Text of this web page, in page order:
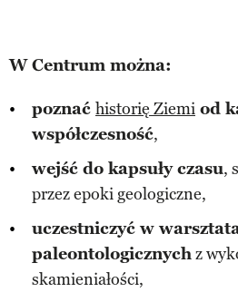
W Centrum można:
poznać historię Ziemi od
współczesność,
wejść do kapsuły czasu,
przez epoki geologiczne,
uczestniczyć w
paleontologicznychz
skamieniałości,